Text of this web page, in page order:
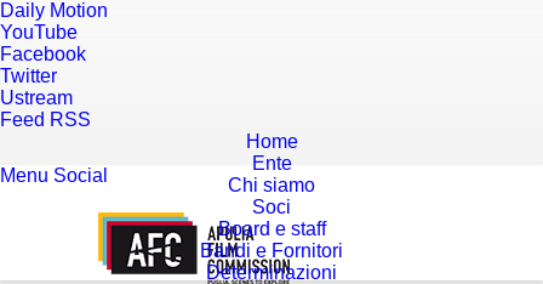
Daily Motion
YouTube
Facebook
Twitter
Ustream
Feed RSS
Home
Ente
Chi siamo
Soci
Board e staff
Bandi e Fornitori
Determinazioni
Menu Social